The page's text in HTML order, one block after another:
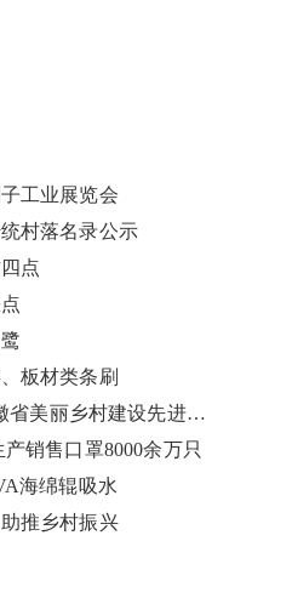
工业展览会
村落名录公示
点
板材类条刷
潜山市荣获“2019年度安徽省美丽乡村建设先进县”
销售口罩8000余万只
海绵辊吸水
推乡村振兴